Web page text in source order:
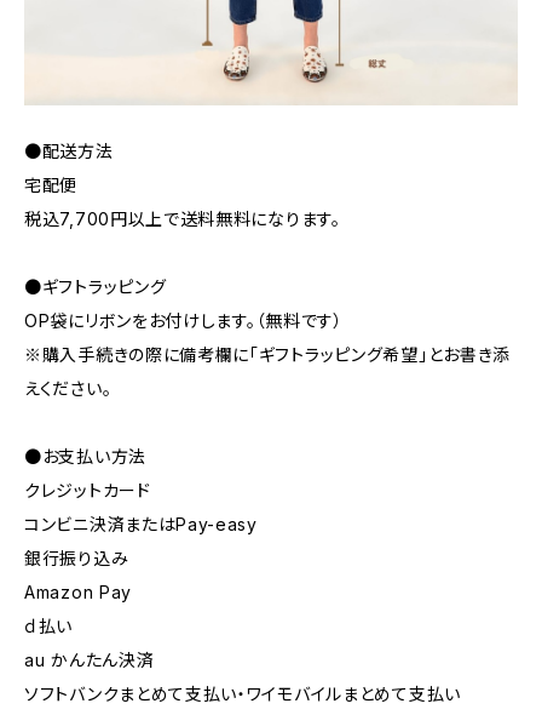
●配送方法
宅配便
税込7,700円以上で送料無料になります。
●ギフトラッピング
OP袋にリボンをお付けします。（無料です）
※購入手続きの際に備考欄に「ギフトラッピング希望」とお書き添
えください。
●お支払い方法
クレジットカード
コンビニ決済またはPay-easy
銀行振り込み
Amazon Pay
ｄ払い
au かんたん決済
ソフトバンクまとめて支払い・ワイモバイルまとめて支払い